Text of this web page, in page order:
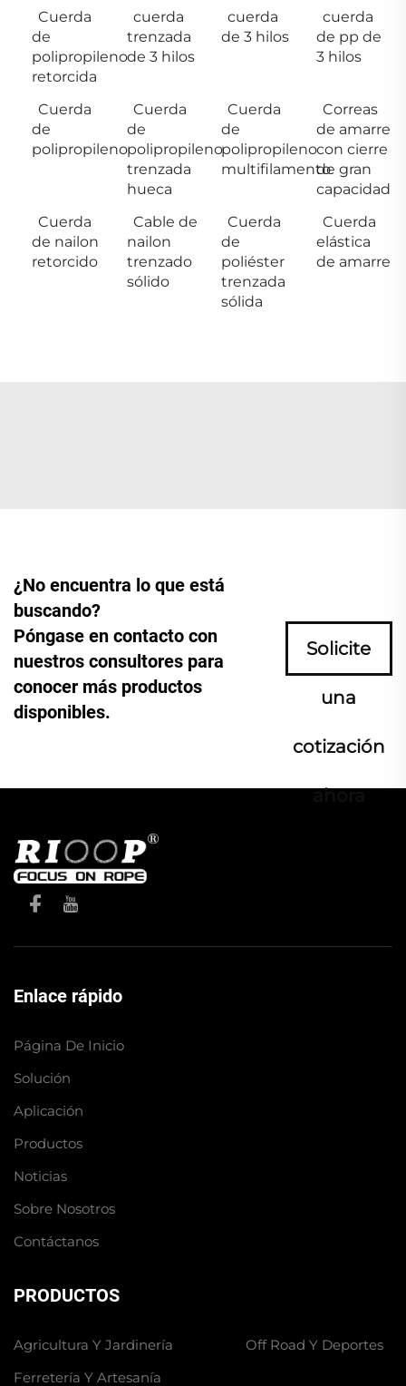
Cuerda
de
polipropileno
retorcida
cuerda
trenzada
de 3 hilos
cuerda
de 3 hilos
cuerda
de pp de
3 hilos
Cuerda
de
polipropileno
Cuerda
de
polipropileno
trenzada
hueca
Cuerda
de
polipropileno
multifilamento
Correas
de amarre
con cierre
de gran
capacidad
Cuerda
de nailon
retorcido
Cable de
nailon
trenzado
sólido
Cuerda
de
poliéster
trenzada
sólida
Cuerda
elástica
de amarre
¿No encuentra lo que está
buscando?
Póngase en contacto con
nuestros consultores para
conocer más productos
disponibles.
Solicite
una
cotización
ahora
Enlace rápido
Página De Inicio
Solución
Aplicación
Productos
Noticias
Sobre Nosotros
Contáctanos
PRODUCTOS
Agricultura Y Jardinería
Ferretería Y Artesanía
Off Road Y Deportes